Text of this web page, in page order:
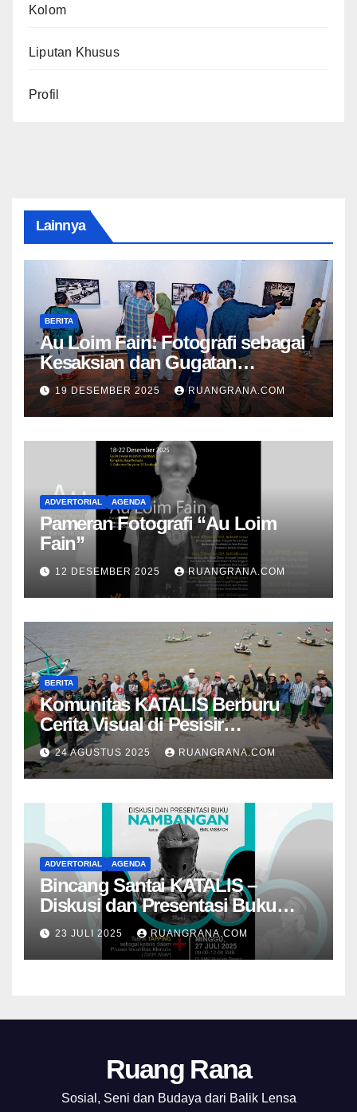
Kolom
Liputan Khusus
Profil
Lainnya
BERITA
Au Loim Fain: Fotografi sebagai
Kesaksian dan Gugatan
Kemanusiaan
19 DESEMBER 2025 RUANGRANA.COM
ADVERTORIAL AGENDA
Pameran Fotografi “Au Loim
Fain”
12 DESEMBER 2025 RUANGRANA.COM
BERITA
Komunitas KATALIS Berburu
Cerita Visual di Pesisir
Nambangan
24 AGUSTUS 2025 RUANGRANA.COM
ADVERTORIAL AGENDA
Bincang Santai KATALIS –
Diskusi dan Presentasi Buku
Foto Nambangan
23 JULI 2025 RUANGRANA.COM
Ruang Rana
Sosial, Seni dan Budaya dari Balik Lensa